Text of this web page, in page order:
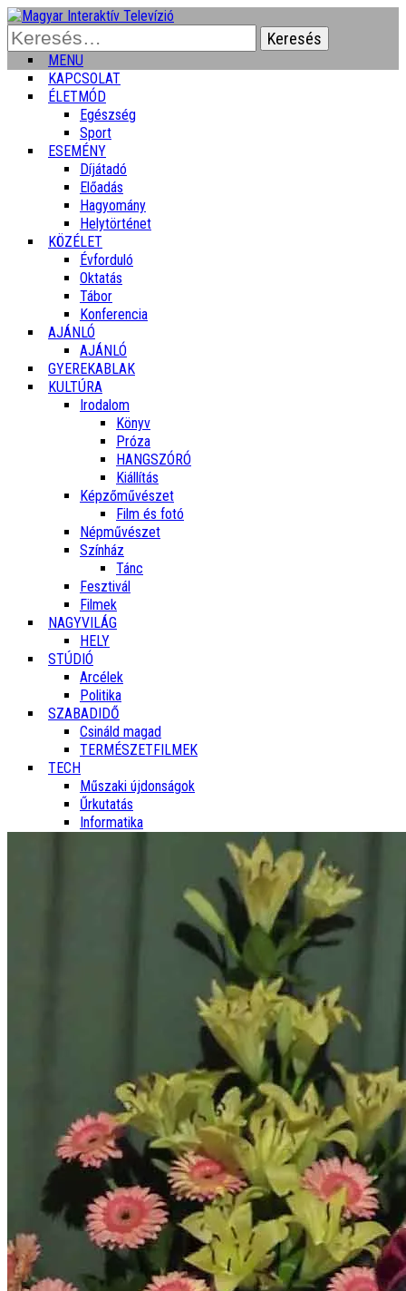
Keresés:
MENU
KAPCSOLAT
ÉLETMÓD
Egészség
Sport
ESEMÉNY
Díjátadó
Előadás
Hagyomány
Helytörténet
KÖZÉLET
Évforduló
Oktatás
Tábor
Konferencia
AJÁNLÓ
AJÁNLÓ
GYEREKABLAK
KULTÚRA
Irodalom
Könyv
Próza
HANGSZÓRÓ
Kiállítás
Képzőművészet
Film és fotó
Népművészet
Színház
Tánc
Fesztivál
Filmek
NAGYVILÁG
HELY
STÚDIÓ
Arcélek
Politika
SZABADIDŐ
Csináld magad
TERMÉSZETFILMEK
TECH
Műszaki újdonságok
Űrkutatás
Informatika